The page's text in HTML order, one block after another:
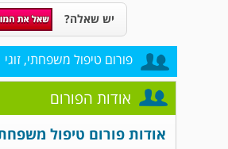
יש שאלה?
פורום טיפול משפחתי, זוגי
אודות הפורום
אודות פורום טיפול